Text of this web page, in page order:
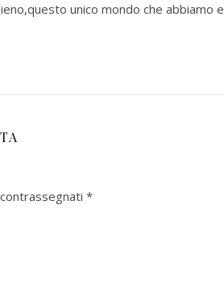
unico mondo che abbiamo e
*